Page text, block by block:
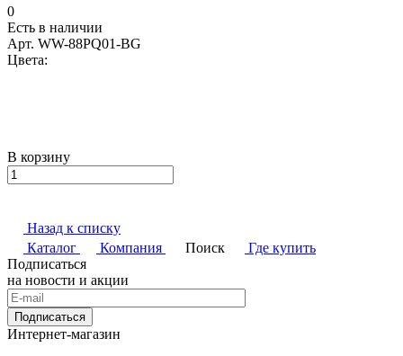
0
Есть в наличии
Арт. WW-88PQ01-BG
Цвета:
В корзину
Назад к списку
Каталог
Компания Поиск
Где купить
Подписаться
на новости и акции
Подписаться
Интернет-магазин